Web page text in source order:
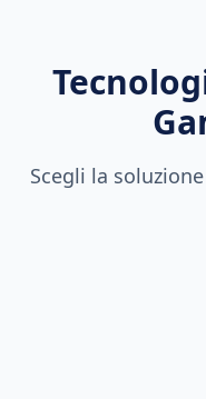
Scegli la